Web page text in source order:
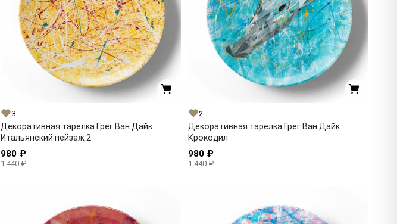
3
Декоративная тарелка Грег Ван Дайк
Итальянский пейзаж 2
980 ₽
1 440 ₽
2
Декоративная тарелка Грег Ван Дайк
Крокодил
980 ₽
1 440 ₽